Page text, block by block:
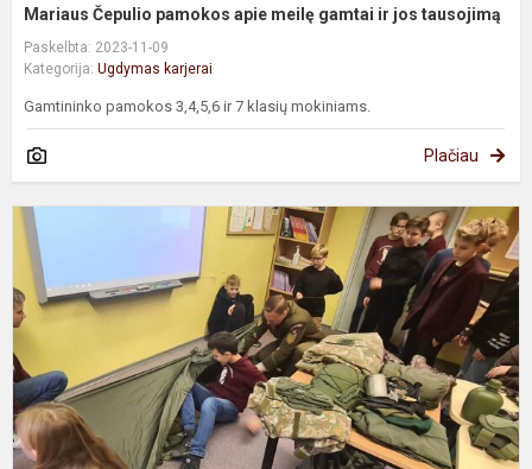
Mariaus Čepulio pamokos apie meilę gamtai ir jos tausojimą
Paskelbta: 2023-11-09
Kategorija: Ugdymas karjerai
Gamtininko pamokos 3,4,5,6 ir 7 klasių mokiniams.
Plačiau